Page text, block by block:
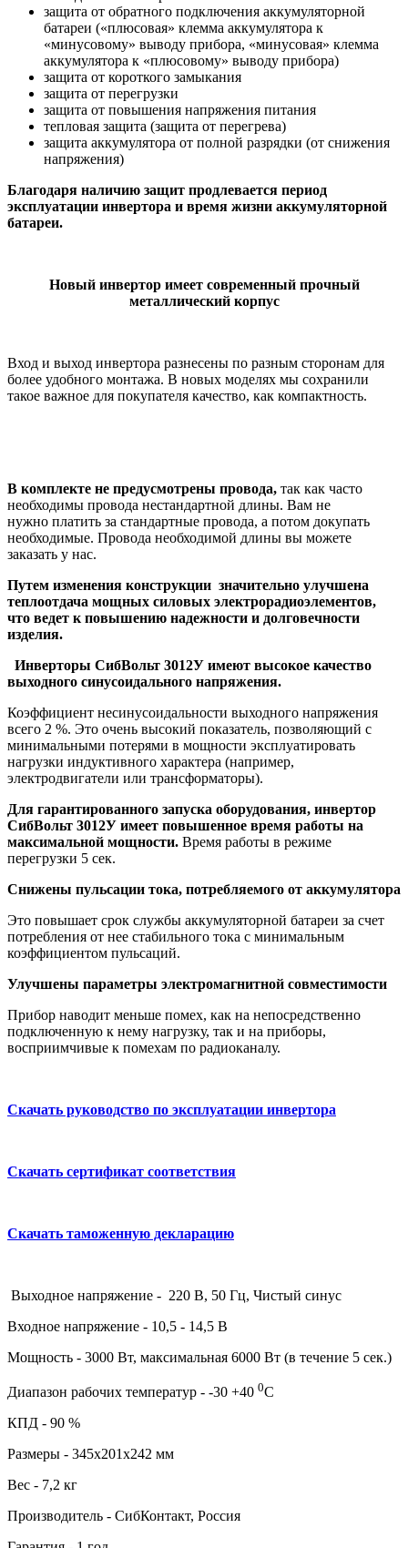
защита от обратного подключения аккумуляторной
батареи («плюсовая» клемма аккумулятора к
«минусовому» выводу прибора, «минусовая» клемма
аккумулятора к «плюсовому» выводу прибора)
защита от короткого замыкания
защита от перегрузки
защита от повышения напряжения питания
тепловая защита (защита от перегрева)
защита аккумулятора от полной разрядки (от снижения
напряжения)
Благодаря наличию защит продлевается период
эксплуатации инвертора и время жизни аккумуляторной
батареи.
Новый инвертор имеет современный прочный
металлический корпус
Вход и выход инвертора разнесены по разным сторонам для
более удобного монтажа. В новых моделях мы сохранили
такое важное для покупателя качество, как компактность.
В комплекте не предусмотрены провода, так как часто
необходимы провода нестандартной длины. Вам не
нужно платить за стандартные провода, а потом докупать
необходимые. Провода необходимой длины вы можете
заказать у нас.
Путем изменения конструкции значительно улучшена
теплоотдача мощных силовых электрорадиоэлементов,
что ведет к повышению надежности и долговечности
изделия.
Инверторы СибВольт 3012У имеют высокое качество
выходного синусоидального напряжения.
Коэффициент несинусоидальности выходного напряжения
всего 2 %. Это очень высокий показатель, позволяющий с
минимальными потерями в мощности эксплуатировать
нагрузки индуктивного характера (например,
электродвигатели или трансформаторы).
Для гарантированного запуска оборудования, инвертор
СибВольт 3012У имеет повышенное время работы на
максимальной мощности. Время работы в режиме
перегрузки 5 сек.
Снижены пульсации тока, потребляемого от аккумулятора
Это повышает срок службы аккумуляторной батареи за счет
потребления от нее стабильного тока с минимальным
коэффициентом пульсаций.
Улучшены параметры электромагнитной совместимости
Прибор наводит меньше помех, как на непосредственно
подключенную к нему нагрузку, так и на приборы,
восприимчивые к помехам по радиоканалу.
Скачать руководство по эксплуатации инвертора
Скачать сертификат соответствия
Скачать таможенную декларацию
Выходное напряжение - 220 В, 50 Гц, Чистый синус
Входное напряжение - 10,5 - 14,5 В
Мощность - 3000 Вт, максимальная 6000 Вт (в течение 5 сек.)
Диапазон рабочих температур - -30 +40 0С
КПД - 90 %
Размеры - 345х201х242 мм
Вес - 7,2 кг
Производитель - СибКонтакт, Россия